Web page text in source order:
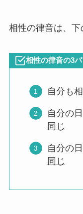
相性の律音は、下
相性の律音の3
自分も
自分の
同じ
自分の
同じ